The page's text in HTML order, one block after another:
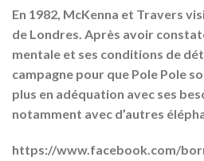
En 1982, McKenna et Travers
de Londres. Après avoir
mentale et ses conditions de
campagne pour que Pole Pole
plus en adéquation avec ses
notamment avec d’autres
https://www.facebook.com/